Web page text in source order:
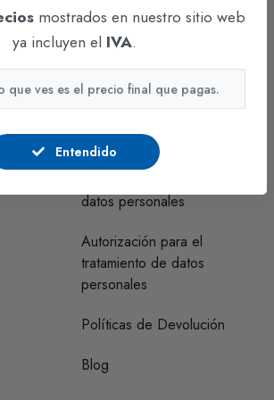
con
los
Políticas y procedimientos de
datos personales
Autorización para el
tratamiento de datos
personales
Políticas de Devolución
Blog
mostrados en nuestro sitio web
ya incluyen el IVA.
que ves es el precio final que pagas.
Entendido